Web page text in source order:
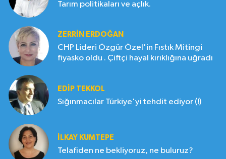
Tarım politikaları ve açlık.
ZERRIN ERDOĞAN
CHP Lideri Özgür Özel'in Fıstık Mitingi
fiyasko oldu . Çiftçi hayal kırıklığına uğradı
EDIP TEKKOL
Sığınmacılar Türkiye'yi tehdit ediyor (!)
İLKAY KUMTEPE
Telafiden ne bekliyoruz, ne buluruz?